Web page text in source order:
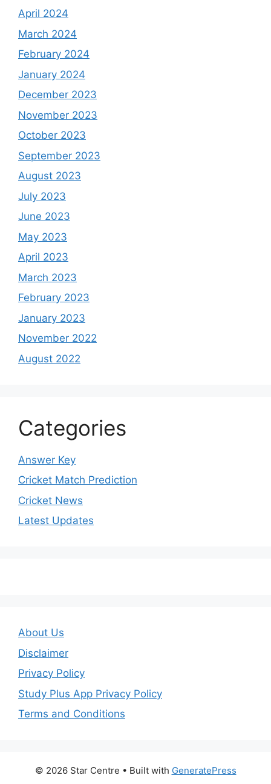
April 2024
March 2024
February 2024
January 2024
December 2023
November 2023
October 2023
September 2023
August 2023
July 2023
June 2023
May 2023
April 2023
March 2023
February 2023
January 2023
November 2022
August 2022
Categories
Answer Key
Cricket Match Prediction
Cricket News
Latest Updates
About Us
Disclaimer
Privacy Policy
Study Plus App Privacy Policy
Terms and Conditions
© 2026 Star Centre • Built with GeneratePress